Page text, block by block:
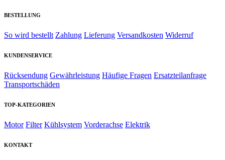
BESTELLUNG
So wird bestellt Zahlung Lieferung Versandkosten Widerruf
KUNDENSERVICE
Rücksendung Gewährleistung Häufige Fragen Ersatzteilanfrage
Transportschäden
TOP-KATEGORIEN
Motor Filter Kühlsystem Vorderachse Elektrik
KONTAKT